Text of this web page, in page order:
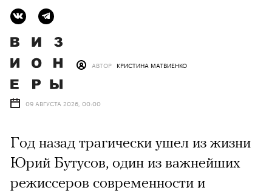
АВТОР КРИСТИНА МАТВИЕНКО
09 АВГУСТА 2026, 00:00
Год назад трагически ушел из жизни
Юрий Бутусов, один из важнейших
режиссеров современности и